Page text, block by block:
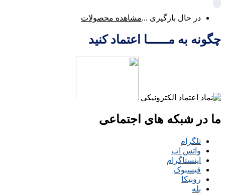
در حال بارگیری ...مشاهده محصولات
چگونه به مــــــا اعتماد کنید
ما در شبکه های اجتماعی
تلگرام
واتس اپ
اینستاگرام
فیسبوک
روبیکا
بله